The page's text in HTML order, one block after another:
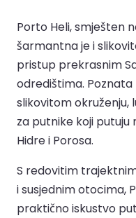
Porto Heli, smješten
šarmantna je i
pristup prekrasnim
odredištima.
slikovitom okruženju,
za putnike koji
Hidre i Porosa.
S redovitim
i susjednim otocima,
praktično iskustvo